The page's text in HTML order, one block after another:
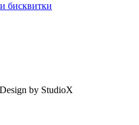
бисквитки
by StudioX